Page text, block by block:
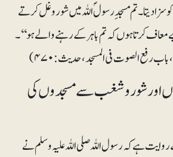
سزا دیتا۔ تم مسجدِ رسولؐ اللہ میں شوروغل کرتے
کرتا ہوں کہ تم باہر کے رہنے والے ہو‘‘۔
رفع الصوت فی المسجد، حدیث:۴۷۰)
اور شوروشغب سے مسجدوں کی
ہے کہ رسول اللہ صلی اللہ علیہ وسلم نے